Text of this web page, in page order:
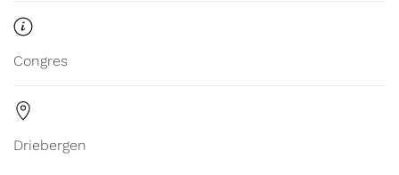
Congres
Driebergen